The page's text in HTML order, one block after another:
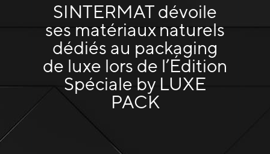
SINTERMAT dévoile
ses matériaux naturels
dédiés au packaging
de luxe lors de l’Édition
Spéciale by LUXE
PACK